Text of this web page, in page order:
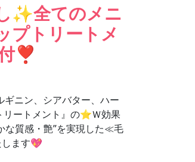
✨全てのメニ
プトリートメ
❣
ギニン、シアバター、ハー
リートメント』の⭐Ｗ効果
な質感・艶”を実現した≪毛
ます💖